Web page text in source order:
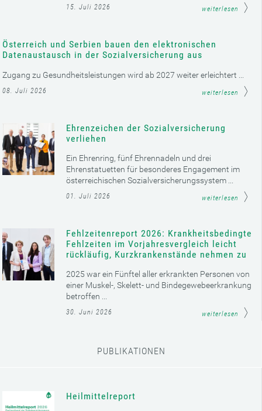
15. Juli 2026 weiterlesen
Österreich und Serbien bauen den elektronischen
Datenaustausch in der Sozialversicherung aus
Zugang zu Gesundheitsleistungen wird ab 2027 weiter erleichtert ...
08. Juli 2026 weiterlesen
Ehrenzeichen der Sozialversicherung
verliehen
Ein Ehrenring, fünf Ehrennadeln und drei
Ehrenstatuetten für besonderes Engagement im
österreichischen Sozialversicherungssystem ...
01. Juli 2026 weiterlesen
Fehlzeitenreport 2026: Krankheitsbedingte
Fehlzeiten im Vorjahresvergleich leicht
rückläufig, Kurzkrankenstände nehmen zu
2025 war ein Fünftel aller erkrankten Personen von
einer Muskel-, Skelett- und Bindegewebeerkrankung
betroffen ...
30. Juni 2026 weiterlesen
PUBLIKATIONEN
Heilmittelreport